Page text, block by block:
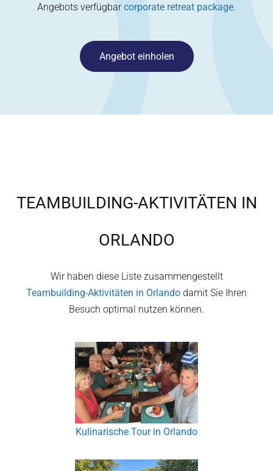
Angebots verfügbarcorporate retreat package.
Angebot einholen
TEAMBUILDING-AKTIVITÄTEN IN
ORLANDO
Wir haben diese Liste zusammengestellt
Teambuilding-Aktivitäten in Orlando damit Sie Ihren
Besuch optimal nutzen können.
Kulinarische Tour in Orlando